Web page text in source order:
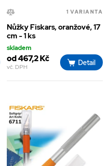
1 VARIANTA
Nůžky Fiskars, oranžové, 17
cm - 1 ks
skladem
od 467,2 Kč
vč. DPH
Detail